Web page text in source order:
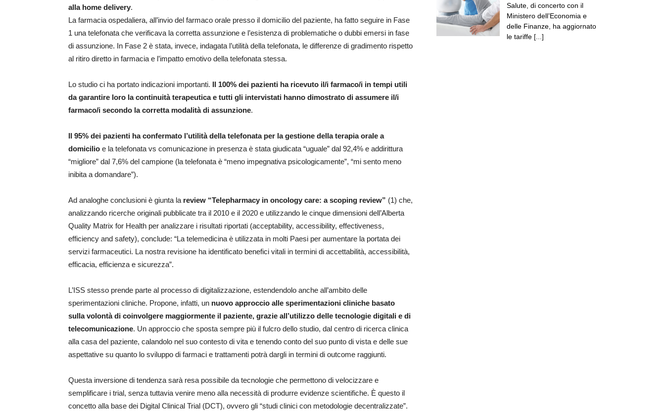
alla home delivery.
La farmacia ospedaliera, all’invio del farmaco orale presso il domicilio del paziente, ha fatto seguire in Fase
1 una telefonata che verificava la corretta assunzione e l’esistenza di problematiche o dubbi emersi in fase
di assunzione. In Fase 2 è stata, invece, indagata l’utilità della telefonata, le differenze di gradimento rispetto
al ritiro diretto in farmacia e l’impatto emotivo della telefonata stessa.
Lo studio ci ha portato indicazioni importanti. Il 100% dei pazienti ha ricevuto il/i farmaco/i in tempi utili
da garantire loro la continuità terapeutica e tutti gli intervistati hanno dimostrato di assumere il/i
farmaco/i secondo la corretta modalità di assunzione.
Il 95% dei pazienti ha confermato l’utilità della telefonata per la gestione della terapia orale a
domicilio e la telefonata vs comunicazione in presenza è stata giudicata “uguale” dal 92,4% e addirittura
“migliore” dal 7,6% del campione (la telefonata è “meno impegnativa psicologicamente”, “mi sento meno
inibita a domandare”).
Ad analoghe conclusioni è giunta la review “Telepharmacy in oncology care: a scoping review” (1) che,
analizzando ricerche originali pubblicate tra il 2010 e il 2020 e utilizzando le cinque dimensioni dell’Alberta
Quality Matrix for Health per analizzare i risultati riportati (acceptability, accessibility, effectiveness,
efficiency and safety), conclude: “La telemedicina è utilizzata in molti Paesi per aumentare la portata dei
servizi farmaceutici. La nostra revisione ha identificato benefici vitali in termini di accettabilità, accessibilità,
efficacia, efficienza e sicurezza”.
L’ISS stesso prende parte al processo di digitalizzazione, estendendolo anche all’ambito delle
sperimentazioni cliniche. Propone, infatti, un nuovo approccio alle sperimentazioni cliniche basato
sulla volontà di coinvolgere maggiormente il paziente, grazie all’utilizzo delle tecnologie digitali e di
telecomunicazione. Un approccio che sposta sempre più il fulcro dello studio, dal centro di ricerca clinica
alla casa del paziente, calandolo nel suo contesto di vita e tenendo conto del suo punto di vista e delle sue
aspettative su quanto lo sviluppo di farmaci e trattamenti potrà dargli in termini di outcome raggiunti.
Questa inversione di tendenza sarà resa possibile da tecnologie che permettono di velocizzare e
semplificare i trial, senza tuttavia venire meno alla necessità di produrre evidenze scientifiche. È questo il
concetto alla base dei Digital Clinical Trial (DCT), ovvero gli “studi clinici con metodologie decentralizzate”.
Salute, di concerto con il
Ministero dell’Economia e
delle Finanze, ha aggiornato
le tariffe [...]